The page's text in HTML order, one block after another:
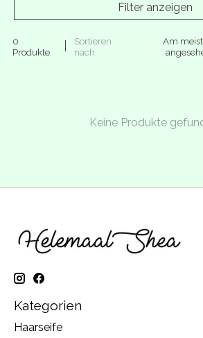
Filter anzeigen
0
Produkte
Sortieren
nach
Am
Keine Produkte
Kategorien
Haarseife